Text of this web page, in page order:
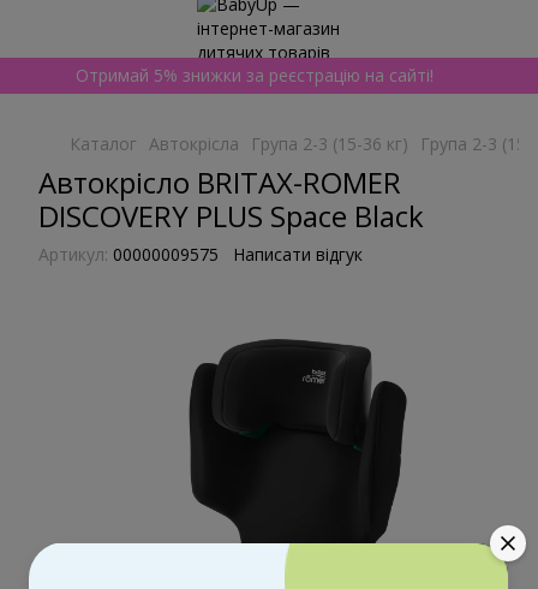
Отримай 5% знижки за реєстрацію на сайті!
Каталог Автокрісла Група 2-3 (15-36 кг) Група 2-3
Автокрісло BRITAX-ROMER
DISCOVERY PLUS Space Black
Артикул: 00000009575 Написати відгук